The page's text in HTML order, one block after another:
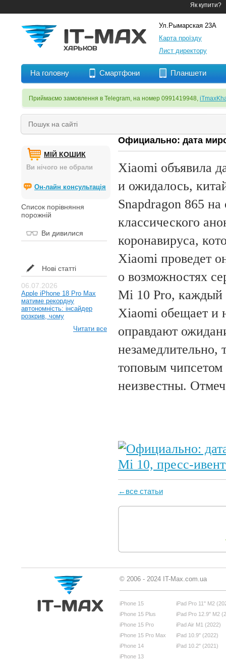
Як купити?
Ул.Рымарская 23А
Карта проїзду
Лист директору
На головну Смартфони Планшети
Приймаємо замовлення в Telegram, на номер 0991419948,
МІЙ КОШИК
Ви нічого не обрали
Он-лайн консультація
Список порівняння
порожній
Ви дивилися
Нові статті
06.07.2026
Apple iPhone 18 Pro Max
матиме рекордну
автономність: інсайдер
розкрив, чому
Читати все
Официально: дата
Xiaomi объявила
и ожидалось,
Snapdragon 865
классического
коронавируса,
Xiaomi проведет
о возможностях
Mi 10 Pro, каждый
Xiaomi обещает и
оправдают
незамедлительно,
топовым
неизвестны.
←все статьи
© 2006 - 2024 IT-Max.com.ua
iPhone 15
iPhone 15 Plus
iPhone 15 Pro
iPhone 15 Pro Max
iPhone 14
iPhone 13
iPad Pro 11" M2
iPad Pro 12.9" M2
iPad Air M1 (2022)
iPad 10.9" (2022)
iPad 10.2" (2021)